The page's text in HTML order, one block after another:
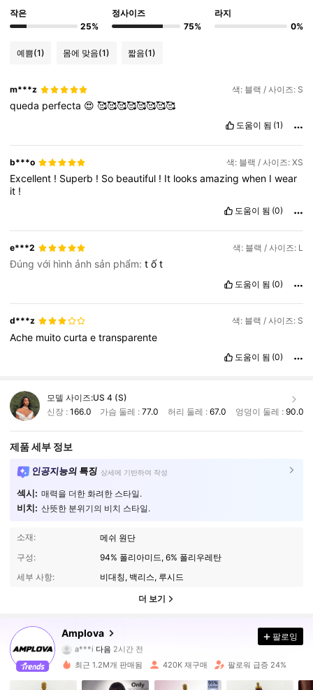
작은
25%
정사이즈
75%
라지
0%
예쁨(1) 몸에 맞음(1) 짧음(1)
m***z 색: 블랙 / 사이즈: S
queda perfecta 😍🥰🥰🥰🥰🥰🥰🥰🥰
도움이 됨 (1)
b***o 색: 블랙 / 사이즈: XS
Excellent ! Superb ! So beautiful ! It looksamazingwhen Iwear
it !
도움이 됨 (0)
e***2 색: 블랙 / 사이즈: L
Đúng với hình ảnh sản phẩm:tốt
도움이 됨 (0)
d***z 색: 블랙 / 사이즈: S
Ache muitocurtaetransparente
도움이 됨 (0)
모델 사이즈:US 4 (S)
신장 : 166.0 가슴 둘레 :77.0 허리 둘레 : 67.0 엉덩이 둘레 : 90.0
제품 세부 정보
인공지능의 특징 상세에 기반하여 작성
섹시: 매력을 더한 화려한 스타일.
비치: 산뜻한 분위기의 비치 스타일.
소재:
메쉬 원단
구성:
94% 폴리아미드, 6% 폴리우레탄
세부 사항:
비대칭, 백리스, 루시드
더 보기
Amplova
a***i
2***0가 탐색 중입니다
4.81
612K 팔로워
팔로잉
최근 1.2M개 판매됨 420K 재구매 팔로워 급증 24%